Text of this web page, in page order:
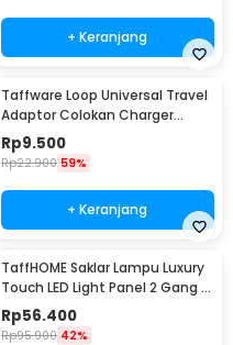
+ Keranjang
Taffware Loop Universal Travel
Adaptor Colokan Charger
Adapter 2500W - N16
Rp9.500
Rp22.900 59%
+ Keranjang
TaffHOME Saklar Lampu Luxury
Touch LED Light Panel 2 Gang -
AO-001
Rp56.400
Rp95.900 42%